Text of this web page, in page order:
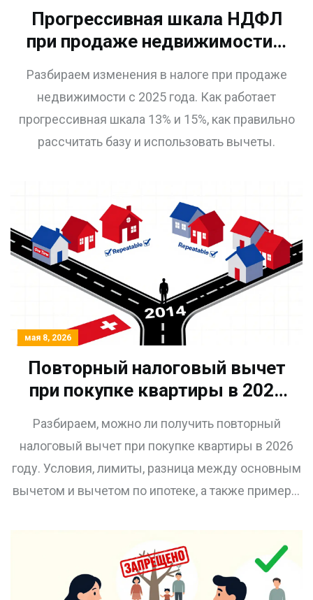
Прогрессивная шкала НДФЛ
при продаже недвижимости с
2025 года: расчет, ставки и
льготы
Разбираем изменения в налоге при продаже
недвижимости с 2025 года. Как работает
прогрессивная шкала 13% и 15%, как правильно
рассчитать базу и использовать вычеты.
мая 8, 2026
Повторный налоговый вычет
при покупке квартиры в 2026
году: условия и правила
Разбираем, можно ли получить повторный
налоговый вычет при покупке квартиры в 2026
году. Условия, лимиты, разница между основным
вычетом и вычетом по ипотеке, а также примеры